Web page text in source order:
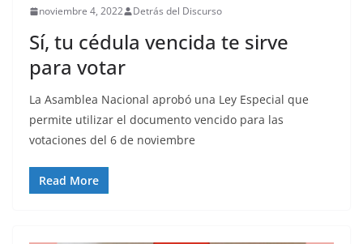
noviembre 4, 2022 Detrás del Discurso
Sí, tu cédula vencida te sirve
para votar
La Asamblea Nacional aprobó una Ley Especial que
permite utilizar el documento vencido para las
votaciones del 6 de noviembre
Read More